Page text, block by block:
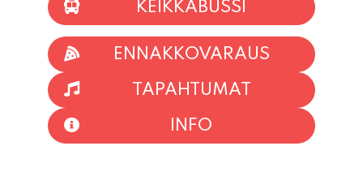
TAPAHTUMAT
INFO
HIIO HOI!